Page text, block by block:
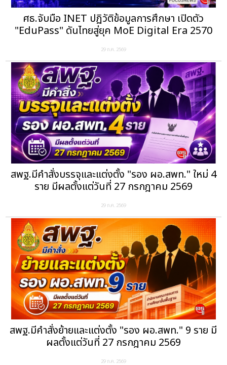
ศธ.จับมือ INET ปฏิวัติข้อมูลการศึกษา เปิดตัว
"EduPass" ดันไทยสู่ยุค MoE Digital Era 2570
29 ก.ค. 2569
สพฐ.มีคำสั่งบรรจุและแต่งตั้ง "รอง ผอ.สพท." ใหม่ 4
ราย มีผลตั้งแต่วันที่ 27 กรกฎาคม 2569
29 ก.ค. 2569
สพฐ.มีคำสั่งย้ายและแต่งตั้ง "รอง ผอ.สพท." 9 ราย มี
ผลตั้งแต่วันที่ 27 กรกฎาคม 2569
29 ก.ค. 2569